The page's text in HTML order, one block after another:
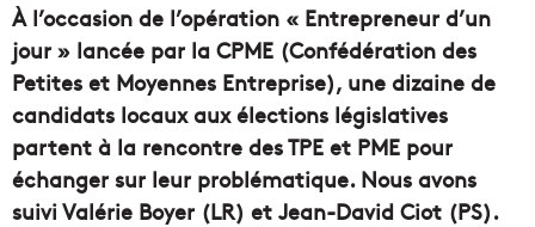
À l’occasion de l’opération « Entrepreneur d’un
jour » lancée par la CPME (Confédération des
Petites et Moyennes Entreprise), une dizaine de
candidats locaux aux élections législatives
partent à la rencontre des TPE et PME pour
échanger sur leur problématique. Nous avons
suivi Valérie Boyer (LR) et Jean-David Ciot (PS).